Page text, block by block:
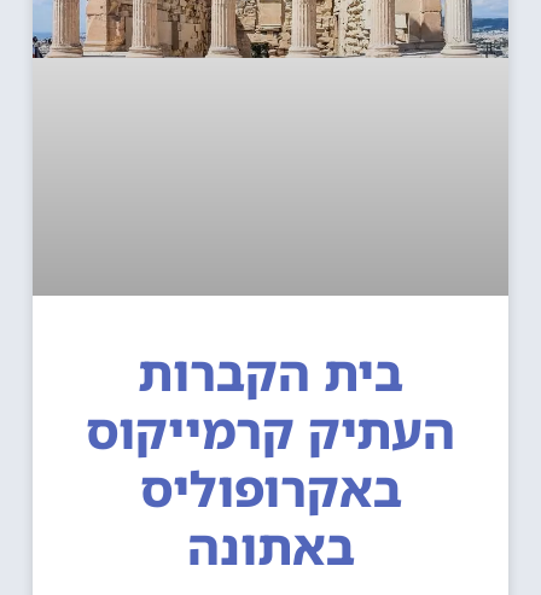
בית הקברות
העתיק קרמייקוס
באקרופוליס
באתונה